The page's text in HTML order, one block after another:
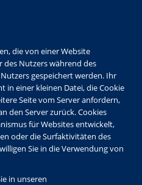
die von einer Website
Nutzers während des
gespeichert werden. Ihr
in einer kleinen Datei, die Cookie
Seite vom Server anfordern,
den Server zurück. Cookies
für Websites entwickelt,
oder die Surfaktivitäten des
Sie in die Verwendung von
in unseren